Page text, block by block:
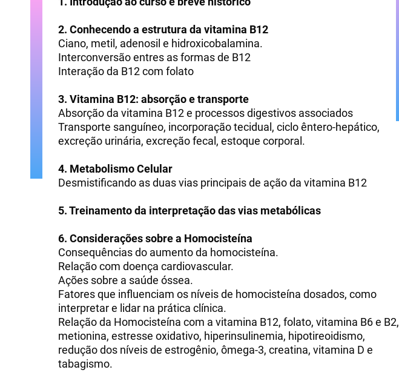
2. Conhecendo a estrutura da vitamina B12
Ciano, metil, adenosil e hidroxicobalamina.
Interconversão entres as formas de B12
Interação da B12 com folato
3. Vitamina B12: absorção e transporte
Absorção da vitamina B12 e processos digestivos associados
Transporte sanguíneo, incorporação tecidual, ciclo êntero-hepático,
excreção urinária, excreção fecal, estoque corporal.
4. Metabolismo Celular
Desmistificando as duas vias principais de ação da vitamina B12
5. Treinamento da interpretação das vias metabólicas
6. Considerações sobre a Homocisteína
Consequências do aumento da homocisteína.
Relação com doença cardiovascular.
Ações sobre a saúde óssea.
Fatores que influenciam os níveis de homocisteína dosados, como
interpretar e lidar na prática clínica.
Relação da Homocisteína com a vitamina B12, folato, vitamina B6 e B2,
metionina, estresse oxidativo, hiperinsulinemia, hipotireoidismo,
redução dos níveis de estrogênio, ômega-3, creatina, vitamina D e
tabagismo.